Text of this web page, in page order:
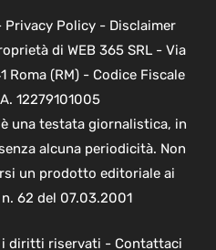
Privacy Policy- Disclaimer
di WEB 365 SRL - Via
Roma (RM) - Codice Fiscale
12279101005
una testata giornalistica, in
alcuna periodicità. Non
un prodotto editoriale ai
62 del 07.03.2001
diritti riservati - Contattaci